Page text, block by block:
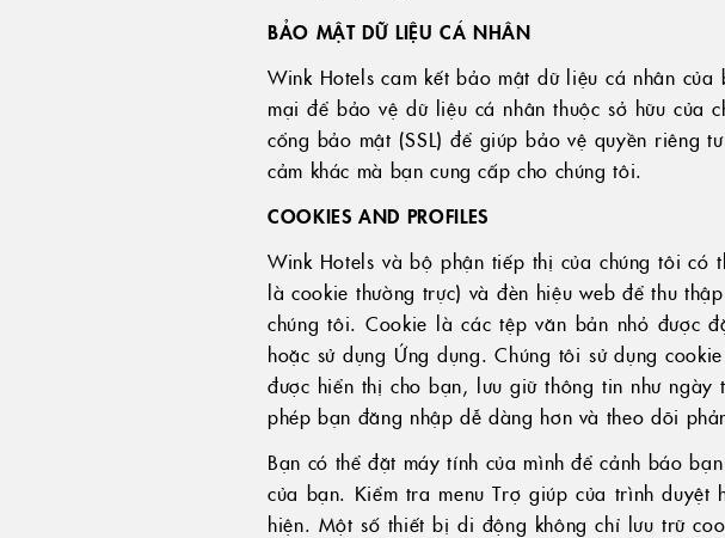
BẢO MẬT DỮ LIỆU CÁ NHÂN
Wink Hotels cam kết bảo mật dữ liệu cá nhân
mại để bảo vệ dữ liệu cá nhân thuộc sở hữu của
cổng bảo mật (SSL) để giúp bảo vệ quyền riêng
cảm khác mà bạn cung cấp cho chúng tôi.
COOKIES AND PROFILES
Wink Hotels và bộ phận tiếp thị của chúng tôi có
là cookie thường trực) và đèn hiệu web để thu
chúng tôi. Cookie là các tệp văn bản nhỏ được
hoặc sử dụng Ứng dụng. Chúng tôi sử dụng
được hiển thị cho bạn, lưu giữ thông tin như
phép bạn đăng nhập dễ dàng hơn và theo dõi
Bạn có thể đặt máy tính của mình để cảnh báo
của bạn. Kiểm tra menu Trợ giúp của trình
hiện. Một số thiết bị di động không chỉ lưu trữ